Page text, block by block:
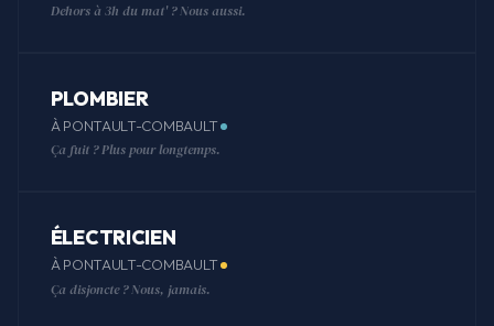
Dehors à 3h du mat' ? Nous aussi.
PLOMBIER
À PONTAULT-COMBAULT
Ça fuit ? Plus pour longtemps.
ÉLECTRICIEN
À PONTAULT-COMBAULT
Ça disjoncte ? Nous, jamais.